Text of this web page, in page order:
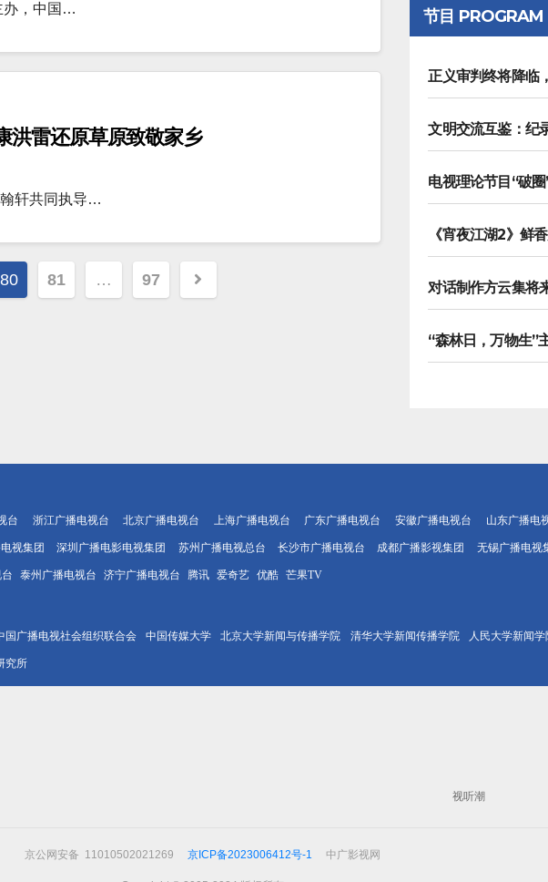
办，中国…
洪雷还原草原致敬家乡
轩共同执导…
80 81 … 97
节目 PROGRAM
文明交流互鉴：纪
电视理论节目“破
台 浙江广播电视台 北京广播电视台 上海广播电视台 广东广播电视台 安徽广播电视台 山东广播电
视集团 深圳广播电影电视集团 苏州广播电视总台 长沙市广播电视台 成都广播影视集团 无锡广播电视
泰州广播电视台 济宁广播电视台 腾讯 爱奇艺 优酷 芒果TV
国广播电视社会组织联合会 中国传媒大学 北京大学新闻与传播学院 清华大学新闻传播学院 人民大学新闻学
究所
视听潮
京公网安备 11010502021269 京ICP备2023006412号-1 中广影视网